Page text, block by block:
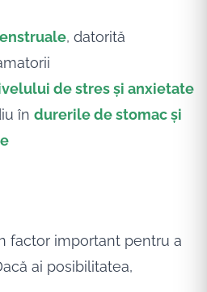
, datorită
de stresși anxietate
în durerile de stomacși
factor important pentru a
ai posibilitatea,